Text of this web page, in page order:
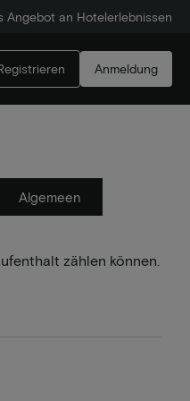
Angebot an Hotelerlebnissen
Anmeldung
Algemeen
zählen können.